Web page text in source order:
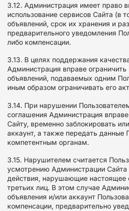
3.12. Администрация имеет право
использование сервисов Сайта (в
объявлений, срок их хранения и
предварительного уведомления
либо компенсации.
3.13. В целях поддержания
Администрация вправе ограничить
объявлений, подаваемых одним
иным образом ограничивать его
3.14. При нарушении
соглашения Администрация вправе
Сайту, временно заблокировать
аккаунт, а также передать данные
компетентным органам.
3.15. Нарушителем считается
усмотрению Администрации Сайта
действия, нарушающие настоящее
третьих лиц. В этом случае
объявления и/или аккаунт
компенсации, предварительно